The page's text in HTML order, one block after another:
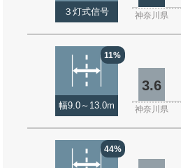
３灯式信号 神奈川県
11%
幅9.0～13.0m
3.6
神奈川県
44%